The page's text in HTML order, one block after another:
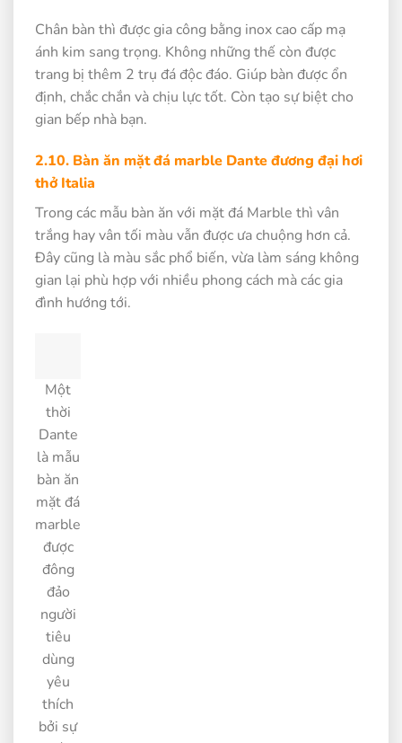
Chân bàn thì được gia công bằng inox cao cấp mạ
ánh kim sang trọng. Không những thế còn được
trang bị thêm 2 trụ đá độc đáo. Giúp bàn được ổn
định, chắc chắn và chịu lực tốt. Còn tạo sự biệt cho
gian bếp nhà bạn.
2.10. Bàn ăn mặt đá marble Dante đương đại hơi
thở Italia
Trong các mẫu bàn ăn với mặt đá Marble thì vân
trắng hay vân tối màu vẫn được ưa chuộng hơn cả.
Đây cũng là màu sắc phổ biến, vừa làm sáng không
gian lại phù hợp với nhiều phong cách mà các gia
đình hướng tới.
Một
thời
Dante
là mẫu
bàn ăn
mặt đá
marble
được
đông
đảo
người
tiêu
dùng
yêu
thích
bởi sự